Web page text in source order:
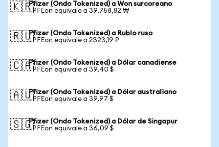
🇰🇷Pfizer (Ondo Tokenized) a Won surcoreano
1 PFEon equivale a 39.758,82 ₩
🇷🇺Pfizer (Ondo Tokenized) a Rublo ruso
1 PFEon equivale a 2323,19 ₽
🇨🇦Pfizer (Ondo Tokenized) a Dólar canadiense
1 PFEon equivale a 39,40 $
🇦🇺Pfizer (Ondo Tokenized) a Dólar australiano
1 PFEon equivale a 39,97 $
🇸🇬Pfizer (Ondo Tokenized) a Dólar de Singapur
1 PFEon equivale a 36,09 $